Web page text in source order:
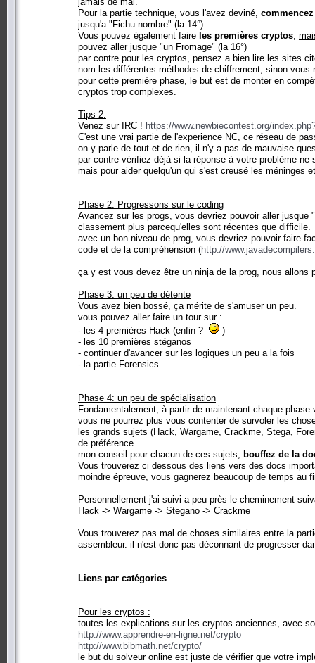
Pour la partie technique, vous l'avez deviné,
jusqu'a "Fichu nombre" (la 14°)
Vous pouvez également faire les premières cryptos
pouvez aller jusque "un Fromage" (la 16°)
par contre pour les cryptos, pensez a bien lire les sites
nom les différentes méthodes de chiffrement, sinon vous
pour cette première phase, le but est de monter en
cryptos trop complexes.
Tips 2:
Venez sur IRC ! https://www.newbiecontest.org/
C'est une vrai partie de l'experience NC, ce réseau de
on y parle de tout et de rien, il n'y a pas de mauvaise
par contre vérifiez déjà si la réponse à votre problème
mais pour aider quelqu'un qui s'est creusé les méninges
Phase 2: Progressons sur le coding
Avancez sur les progs, vous devriez pouvoir aller
classement plus parcequ'elles sont récentes que difficile.
avec un bon niveau de prog, vous devriez pouvoir faire
code et de la compréhension (http://
ça y est vous devez être un ninja de la prog, nous allons
Phase 3: un peu de détente
Vous avez bien bossé, ça mérite de s'amuser un peu.
vous pouvez aller faire un tour sur :
- les 4 premières Hack (enfin ?
)
- les 10 premières stéganos
- continuer d'avancer sur les logiques un peu a la fois
- la partie Forensics
Phase 4: un peu de spécialisation
Fondamentalement, à partir de maintenant chaque
vous ne pourrez plus vous contenter de survoler les
les grands sujets (Hack, Wargame, Crackme, Stega,
de préférence
mon conseil pour chacun de ces sujets,
bouffez de la
Vous trouverez ci dessous des liens vers des docs
moindre épreuve, vous gagnerez beaucoup de temps au
Personnellement j'ai suivi a peu près le cheminement
Hack -> Wargame -> Stegano -> Crackme
Vous trouverez pas mal de choses similaires entre la
assembleur. il n'est donc pas déconnant de progresser
Liens par catégories
Pour les cryptos :
toutes les explications sur les cryptos anciennes, avec
http://www.apprendre-en-ligne.net/crypto
http://www.bibmath.net/crypto/
le but du solveur online est juste de vérifier que votre